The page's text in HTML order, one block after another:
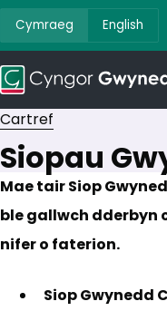
Cymraeg English
Cartref
Siopau
Mae tair Siop
ble gallwch dderbyn
nifer o faterion.
Siop Gwynedd